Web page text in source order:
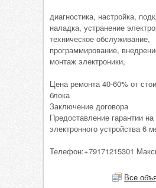
диагностика, настройка,
наладка, устранение
техническое обслуживание,
программирование,
монтаж электроники,
Цена ремонта 40-60% от
блока
Заключение договора
Предоставление гарантии
электронного устройства 6
Телефон:+79171215301
Все